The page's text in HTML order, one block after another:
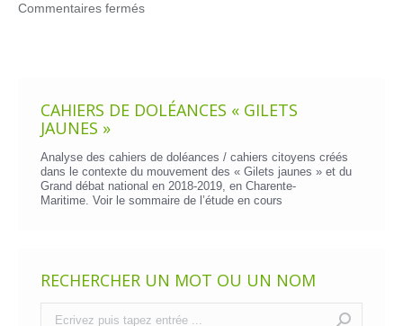
Commentaires fermés
CAHIERS DE DOLÉANCES « GILETS
JAUNES »
Analyse des cahiers de doléances / cahiers citoyens créés
dans le contexte du mouvement des « Gilets jaunes » et du
Grand débat national en 2018-2019, en Charente-
Maritime. Voir le sommaire de l’étude en cours
RECHERCHER UN MOT OU UN NOM